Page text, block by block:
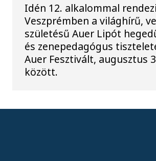
Idén 12. alkalommal
Veszprémben a világhírű,
születésű Auer Lipót
és zenepedagógus
Auer Fesztivált, augusztus
között.